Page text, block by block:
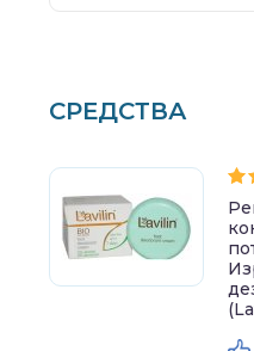
СРЕДСТВА